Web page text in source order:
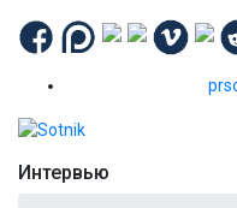
Интервью